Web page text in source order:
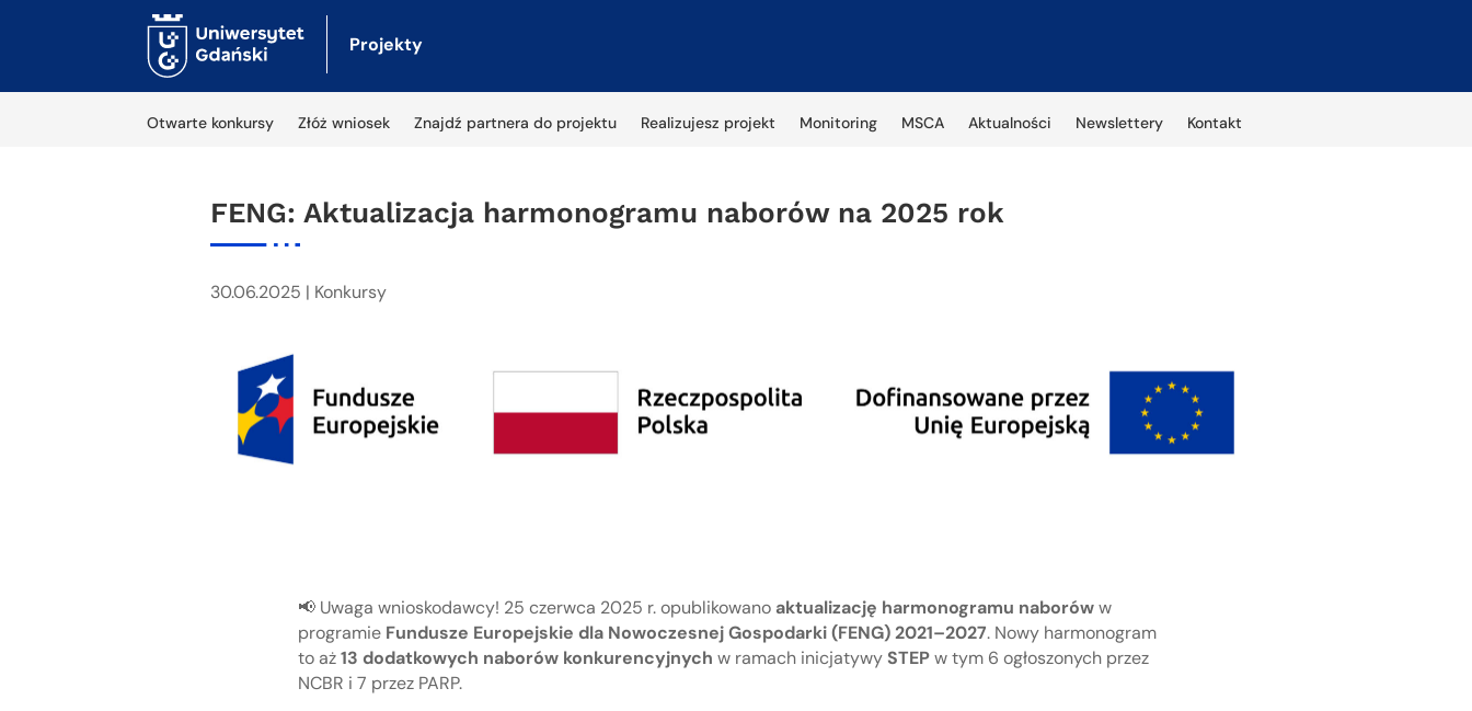
Projekty
Otwarte konkursy Złóż wniosek Znajdź partnera do projektu Realizujesz projekt Monitoring MSCA Aktualności Newslettery Kontakt
FENG: Aktualizacja harmonogramu naborów na 2025 rok
30.06.2025 | Konkursy
📢 Uwaga wnioskodawcy! 25 czerwca 2025 r. opublikowano aktualizację harmonogramu naboróww
programie Fundusze Europejskie dla Nowoczesnej Gospodarki (FENG) 2021–2027. Nowy harmonogram
to aż13 dodatkowych naborów konkurencyjnych w ramach inicjatywy STEPw tym 6 ogłoszonych przez
NCBR i 7 przez PARP.